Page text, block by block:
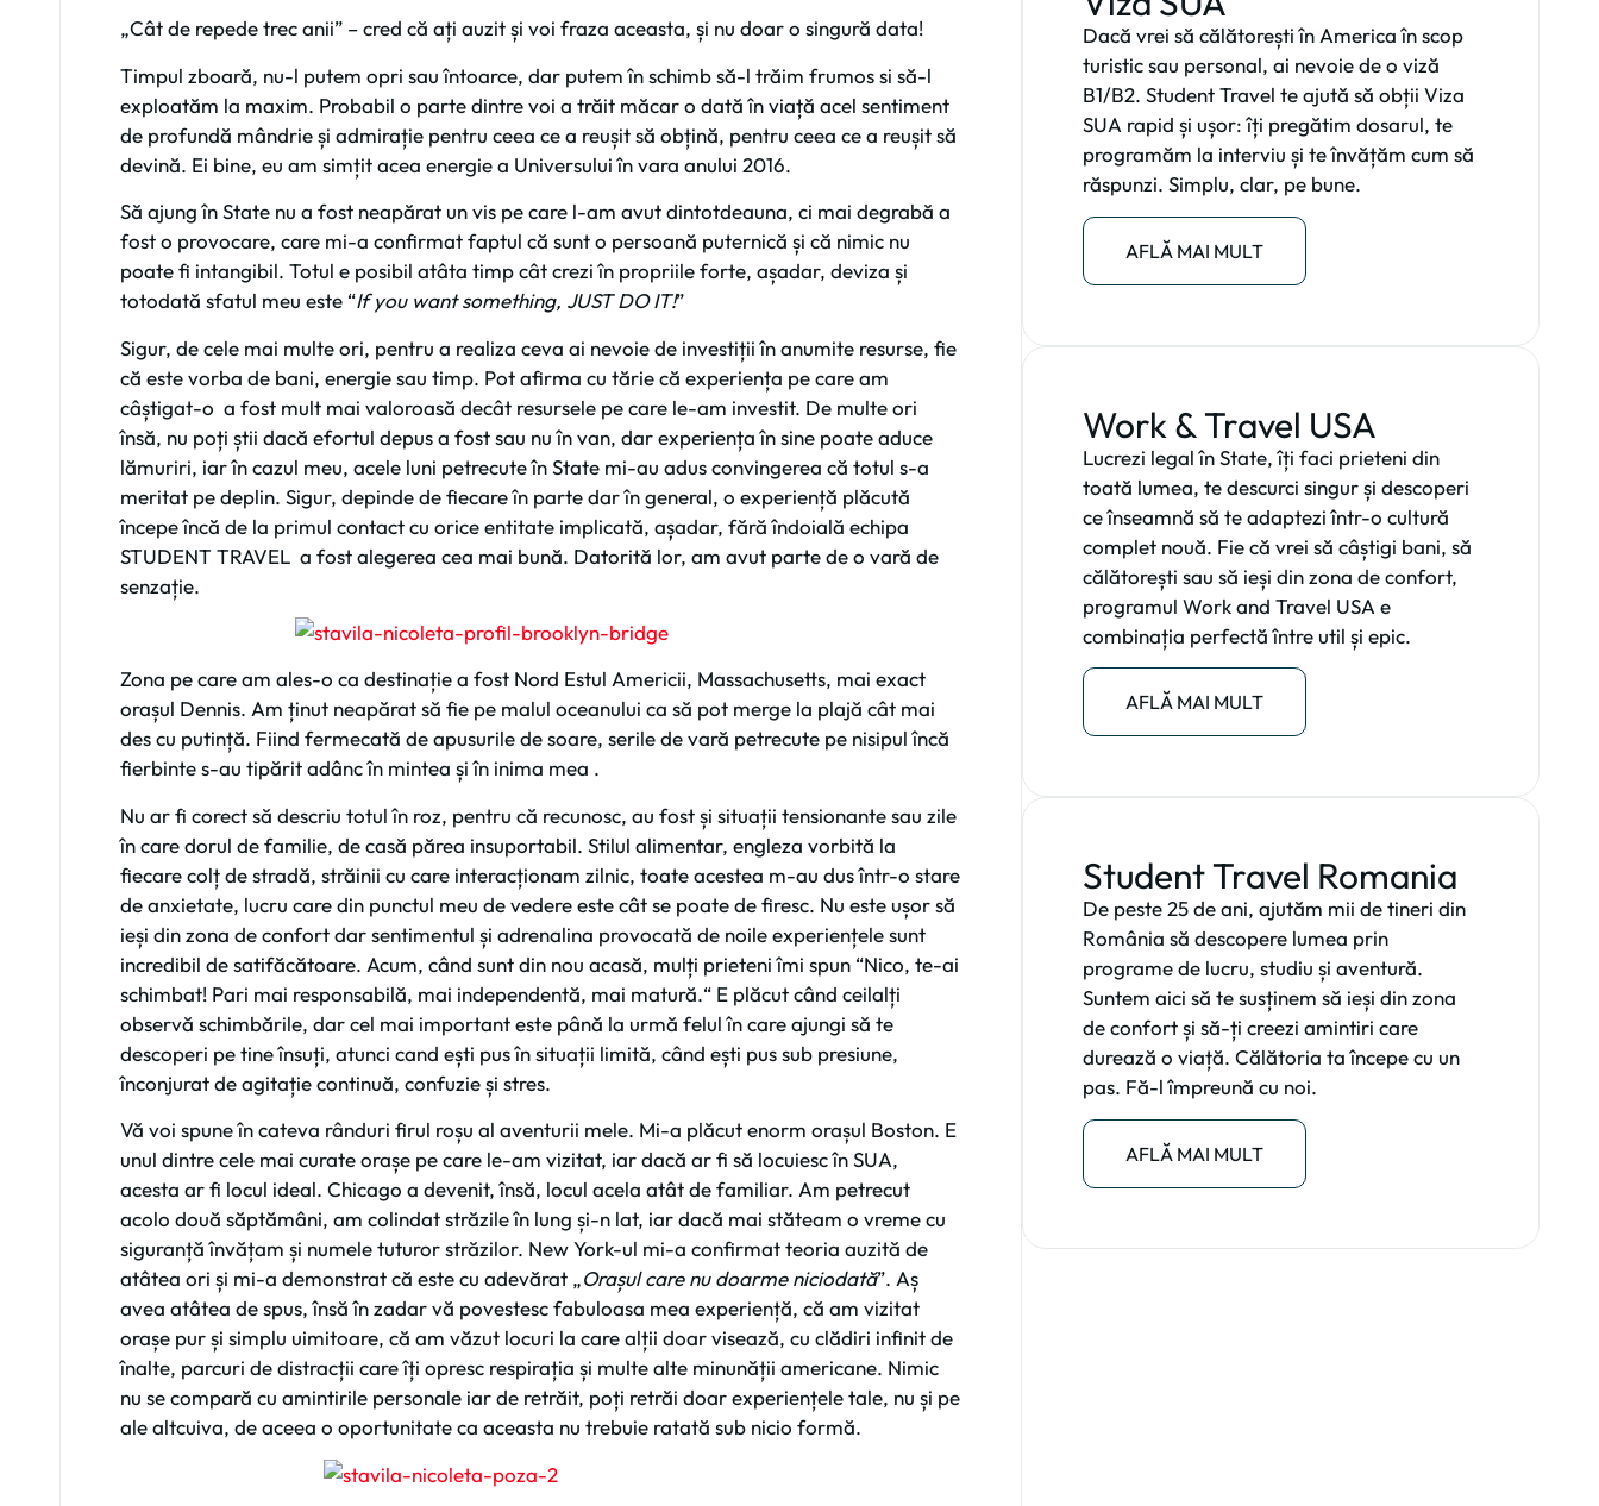
Dacă vrei să călătorești în America în scop
turistic sau personal, ai nevoie de o viză
B1/B2. Student Travel te ajută să obții Viza
SUA rapid și ușor: îți pregătim dosarul, te
programăm la interviu și te învățăm cum să
răspunzi. Simplu, clar, pe bune.
AFLĂ MAI MULT
Work & Travel USA
Lucrezi legal în State, îți faci prieteni din
toată lumea, te descurci singur și descoperi
ce înseamnă să te adaptezi într-o cultură
complet nouă. Fie că vrei să câștigi bani, să
călătorești sau să ieși din zona de confort,
programul Work and Travel USA e
combinația perfectă între util și epic.
AFLĂ MAI MULT
Student Travel Romania
De peste 25 de ani, ajutăm mii de tineri din
România să descopere lumea prin
programe de lucru, studiu și aventură.
Suntem aici să te susținem să ieși din zona
de confort și să-ți creezi amintiri care
durează o viață. Călătoria ta începe cu un
pas. Fă-l împreună cu noi.
AFLĂ MAI MULT
„Cât de repede trec anii” – cred că ați auzit și voi fraza aceasta, și nu doar o singură data!
Timpul zboară, nu-l putem opri sau întoarce, dar putem în schimb să-l trăim frumos si să-l
exploatăm la maxim. Probabil o parte dintre voi a trăit măcar o dată în viață acel sentiment
de profundă mândrie și admirație pentru ceea ce a reușit să obțină, pentru ceea ce a reușit să
devină. Ei bine, eu am simțit acea energie a Universului în vara anului 2016.
Să ajung în State nu a fost neapărat un vis pe care l-am avut dintotdeauna, ci mai degrabă a
fost o provocare, care mi-a confirmat faptul că sunt o persoană puternică și că nimic nu
poate fi intangibil. Totul e posibil atâta timp cât crezi în propriile forte, așadar, deviza și
totodată sfatul meu este “If you want something, JUST DO IT!”
Sigur, de cele mai multe ori, pentru a realiza ceva ai nevoie de investiții în anumite resurse, fie
că este vorba de bani, energie sau timp. Pot afirma cu tărie că experiența pe care am
câștigat-o a fost mult mai valoroasă decât resursele pe care le-am investit. De multe ori
însă, nu poți știi dacă efortul depus a fost sau nu în van, dar experiența în sine poate aduce
lămuriri, iar în cazul meu, acele luni petrecute în State mi-au adus convingerea că totul s-a
meritat pe deplin. Sigur, depinde de fiecare în parte dar în general, o experiență plăcută
începe încă de la primul contact cu orice entitate implicată, așadar, fără îndoială echipa
STUDENT TRAVEL a fost alegerea cea mai bună. Datorită lor, am avut parte de o vară de
senzație.
Zona pe care am ales-o ca destinație a fost Nord Estul Americii, Massachusetts, mai exact
orașul Dennis. Am ținut neapărat să fie pe malul oceanului ca să pot merge la plajă cât mai
des cu putință. Fiind fermecată de apusurile de soare, serile de vară petrecute pe nisipul încă
fierbinte s-au tipărit adânc în mintea și în inima mea .
Nu ar fi corect să descriu totul în roz, pentru că recunosc, au fost și situații tensionante sau zile
în care dorul de familie, de casă părea insuportabil. Stilul alimentar, engleza vorbită la
fiecare colț de stradă, străinii cu care interacționam zilnic, toate acestea m-au dus într-o stare
de anxietate, lucru care din punctul meu de vedere este cât se poate de firesc. Nu este ușor să
ieși din zona de confort dar sentimentul și adrenalina provocată de noile experiențele sunt
incredibil de satifăcătoare. Acum, când sunt din nou acasă, mulți prieteni îmi spun “Nico, te-ai
schimbat! Pari mai responsabilă, mai independentă, mai matură.“ E plăcut când ceilalți
observă schimbările, dar cel mai important este până la urmă felul în care ajungi să te
descoperi pe tine însuți, atunci cand ești pus în situații limită, când ești pus sub presiune,
înconjurat de agitație continuă, confuzie și stres.
Vă voi spune în cateva rânduri firul roșu al aventurii mele. Mi-a plăcut enorm orașul Boston. E
unul dintre cele mai curate orașe pe care le-am vizitat, iar dacă ar fi să locuiesc în SUA,
acesta ar fi locul ideal. Chicago a devenit, însă, locul acela atât de familiar. Am petrecut
acolo două săptămâni, am colindat străzile în lung și-n lat, iar dacă mai stăteam o vreme cu
siguranță învățam și numele tuturor străzilor. New York-ul mi-a confirmat teoria auzită de
atâtea ori și mi-a demonstrat că este cu adevărat „Orașul care nu doarme niciodată”. Aș
avea atâtea de spus, însă în zadar vă povestesc fabuloasa mea experiență, că am vizitat
orașe pur și simplu uimitoare, că am văzut locuri la care alții doar visează, cu clădiri infinit de
înalte, parcuri de distracții care îți opresc respirația și multe alte minunății americane. Nimic
nu se compară cu amintirile personale iar de retrăit, poți retrăi doar experiențele tale, nu și pe
ale altcuiva, de aceea o oportunitate ca aceasta nu trebuie ratată sub nicio formă.